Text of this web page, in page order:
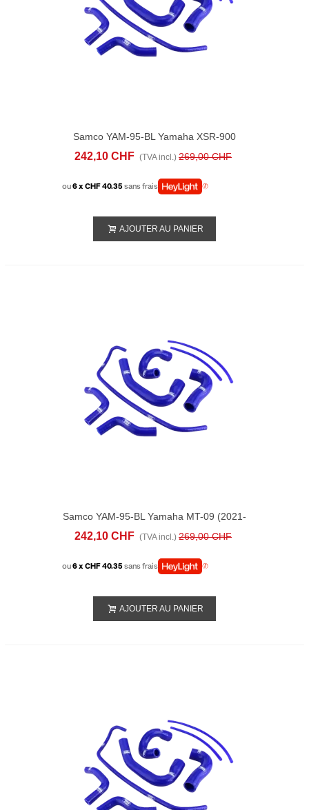
Samco YAM-95-BL Yamaha XSR-900
(2022-23) RADIATOR HOSE KITS
242,10 CHF (TVA incl.) 269,00 CHF
ou6 x CHF 40.35sans frais
AJOUTER AU PANIER
Samco YAM-95-BL Yamaha MT-09 (2021-
22) RADIATOR HOSE KITS
242,10 CHF (TVA incl.) 269,00 CHF
ou6 x CHF 40.35sans frais
AJOUTER AU PANIER